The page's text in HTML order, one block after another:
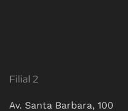
Filial 2
Av. Santa Barbara, 100